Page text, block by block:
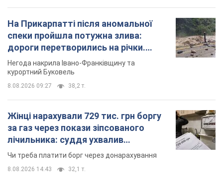
На Прикарпатті після аномальної
спеки пройшла потужна злива:
дороги перетворились на річки.
Відео
Негода накрила Івано-Франківщину та
курортний Буковель
8.08.2026 09:27 38,2 т.
Жінці нарахували 729 тис. грн боргу
за газ через покази зіпсованого
лічильника: суддя ухвалив
неочікуване рішення
Чи треба платити борг через донарахування
8.08.2026 14:43 32,1 т.